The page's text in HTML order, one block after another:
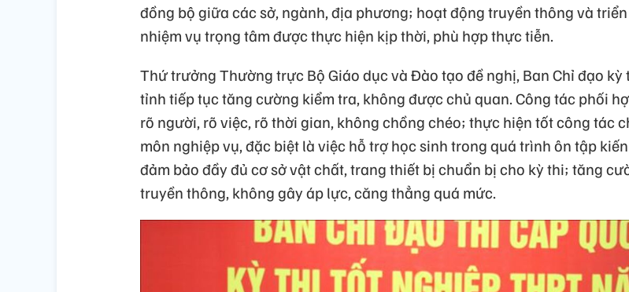
đồng bộ giữa các sở, ngành, địa phương; hoạt động truyền thông và
nhiệm vụ trọng tâm được thực hiện kịp thời, phù hợp thực tiễn.
Thứ trưởng Thường trực Bộ Giáo dục và Đào tạo đề nghị, Ban Chỉ đạo kỳ
tỉnh tiếp tục tăng cường kiểm tra, không được chủ quan. Công tác phối
rõ người, rõ việc, rõ thời gian, không chồng chéo; thực hiện tốt công tác
môn nghiệp vụ, đặc biệt là việc hỗ trợ học sinh trong quá trình ôn tập
đảm bảo đầy đủ cơ sở vật chất, trang thiết bị chuẩn bị cho kỳ thi; tăng
truyền thông, không gây áp lực, căng thẳng quá mức.